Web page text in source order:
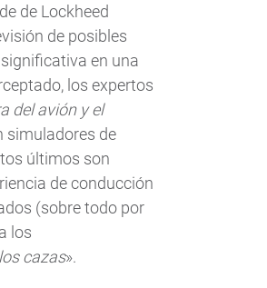
de Lockheed
de posibles
en una
los expertos
del avión y el
simuladores de
últimos son
de conducción
(sobre todo por
los
cazas».